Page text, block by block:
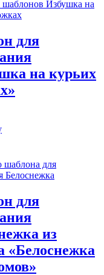
для
на курьих
для
из
«Белоснежка